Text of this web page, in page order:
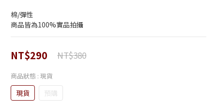
棉/彈性
商品皆為100%實品拍攝
NT$290 NT$380
商品狀態 : 現貨
現貨 預購